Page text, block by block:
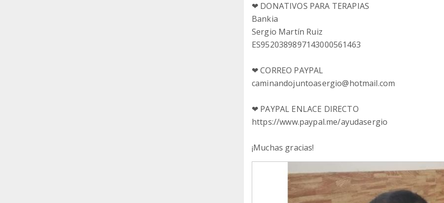
❤ DONATIVOS PARA TERAPIAS
Bankia
Sergio Martín Ruiz
ES9520389897143000561463
❤ CORREO PAYPAL
caminandojuntoasergio@hotmail.com
❤ PAYPAL ENLACE DIRECTO
https://www.paypal.me/ayudasergio
¡Muchas gracias!